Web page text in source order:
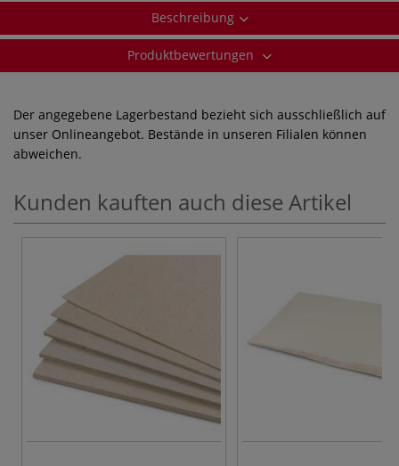
Beschreibung
Produktbewertungen
Der angegebene Lagerbestand bezieht sich ausschließlich auf
unser Onlineangebot. Bestände in unseren Filialen können
abweichen.
Kunden kauften auch diese Artikel